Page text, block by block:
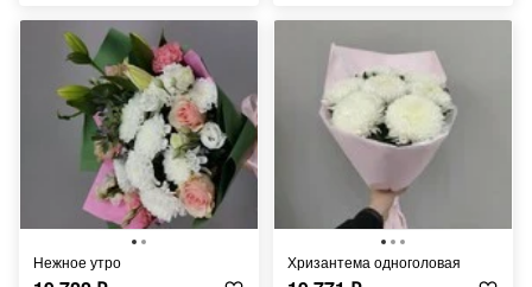
нежное утро хризантема одноголовая